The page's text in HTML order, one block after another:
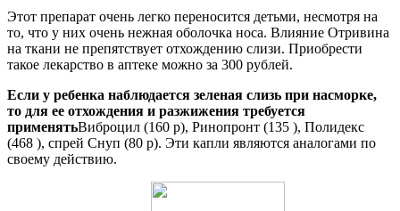
Этот препарат очень легко переносится детьми, несмотря на
то, что у них очень нежная оболочка носа. Влияние Отривина
на ткани не препятствует отхождению слизи. Приобрести
такое лекарство в аптеке можно за 300 рублей.
Если у ребенка наблюдается зеленая слизь при насморке,
то для ее отхождения и разжижения требуется
применятьВиброцил (160 р), Ринопронт (135 ), Полидекс
(468 ), спрей Снуп (80 р). Эти капли являются аналогами по
своему действию.